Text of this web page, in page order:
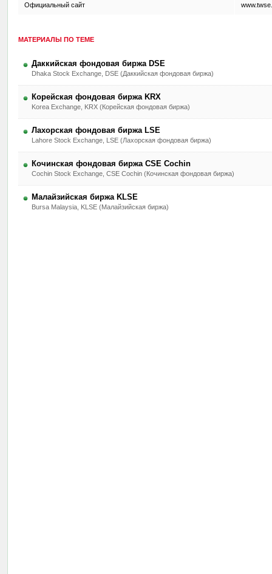
Официальный сайт
МАТЕРИАЛЫ ПО ТЕМЕ
Даккийская фондовая биржа DSE
Dhaka Stock Exchange, DSE (Даккийская фондовая биржа)
Корейская фондовая биржа KRX
Korea Exchange, KRX (Корейская фондовая биржа)
Лахорская фондовая биржа LSE
Lahore Stock Exchange, LSE (Лахорская фондовая биржа)
Кочинская фондовая биржа CSE Cochin
Cochin Stock Exchange, CSE Cochin (Кочинская фондовая биржа)
Малайзийская биржа KLSE
Bursa Malaysia, KLSE (Малайзийская биржа)